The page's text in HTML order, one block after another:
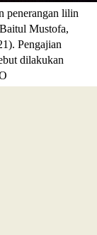
penerangan lilin
Mustofa,
Pengajian
dilakukan